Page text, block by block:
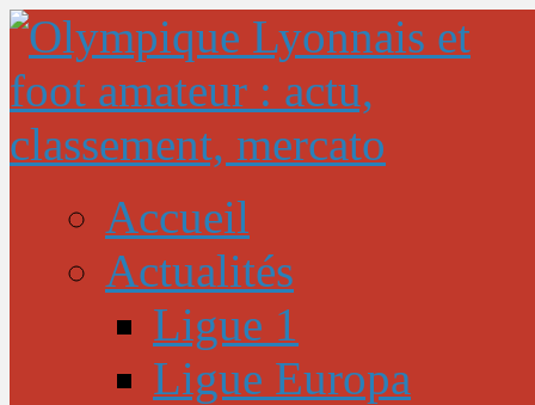
Accueil
Actualités
Ligue 1
Ligue Europa